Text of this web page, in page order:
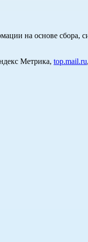
на основе сбора,
Метрика, top.mail.ru